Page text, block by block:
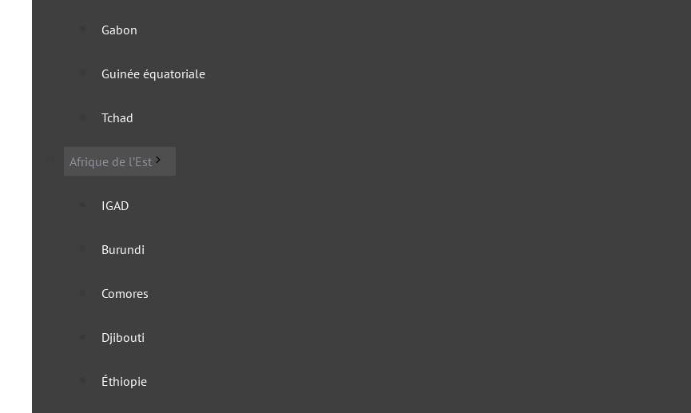
Gabon
Guinée équatoriale
Tchad
Afrique de l’Est
IGAD
Burundi
Comores
Djibouti
Éthiopie
voyageurs étrangers